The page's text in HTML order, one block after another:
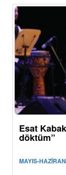
Esat
döktüm”
MAYIS-